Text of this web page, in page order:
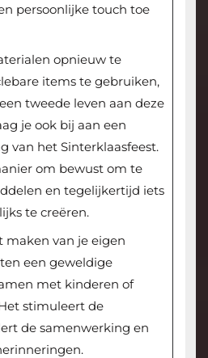
persoonlijke touch toe
opnieuw te
items te gebruiken,
tweede leven aan deze
je ook bij aan een
van het Sinterklaasfeest.
om bewust om te
en tegelijkertijd iets
te creëren.
maken van je eigen
een geweldige
met kinderen of
stimuleert de
de samenwerking en